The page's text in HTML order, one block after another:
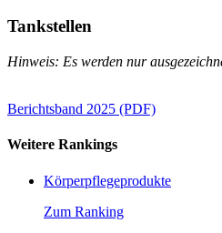
Tankstellen
Hinweis: Es werden nur
Berichtsband 2025 (PDF)
Weitere Rankings
Körperpflegeprodukte
Zum Ranking